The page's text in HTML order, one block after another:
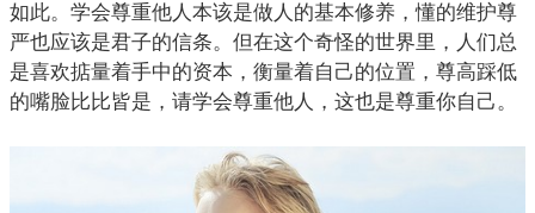
如此。学会尊重他人本该是做人的基本修养，懂的维护尊
严也应该是君子的信条。但在这个奇怪的世界里，人们总
是喜欢掂量着手中的资本，衡量着自己的位置，尊高踩低
的嘴脸比比皆是，请学会尊重他人，这也是尊重你自己。